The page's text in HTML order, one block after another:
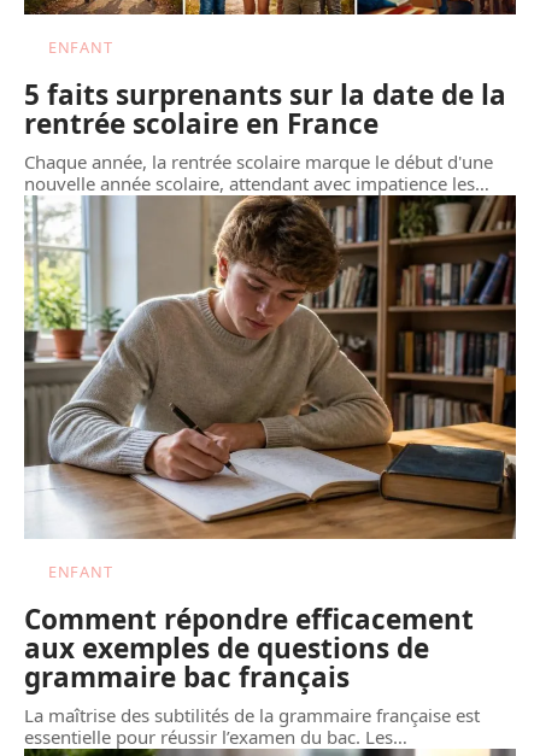
ENFANT
5 faits surprenants sur la date de la
rentrée scolaire en France
Chaque année, la rentrée scolaire marque le début d'une
nouvelle année scolaire, attendant avec impatience les…
ENFANT
Comment répondre efficacement
aux exemples de questions de
grammaire bac français
La maîtrise des subtilités de la grammaire française est
essentielle pour réussir l’examen du bac. Les…